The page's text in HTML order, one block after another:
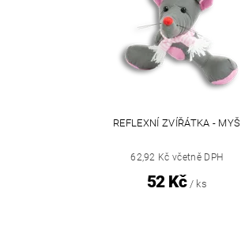
REFLEXNÍ ZVÍŘÁTKA - MYŠ
62,92 Kč včetně DPH
52 Kč / ks